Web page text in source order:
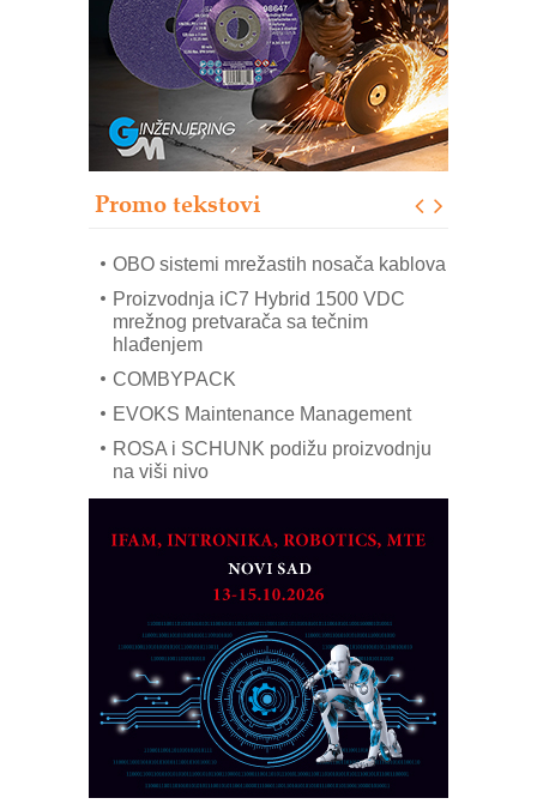
Promo tekstovi
Bezbednost na prvom mestu!
IB BLUMENAUER - više od 40 godina
poverenja u industriji
RMQ-TITAN ADVANCED INDICATOR
– Pametna signalizacija za efikasnije
upravljanje mašinama
Mitutoyo Crysta-Apex V PLUS: Nova
OBO sistemi mrežastih nosača kablova
Proizvodnja iC7 Hybrid 1500 VDC
mrežnog pretvarača sa tečnim
hlađenjem
COMBYPACK
EVOKS Maintenance Management
ROSA i SCHUNK podižu proizvodnju
na viši nivo
MAREX - Lim i mašine za savremena
Marcom-plast d.o.o.- vaš pouzdan
partner
CTO - Prilagodite svoju toplinsku
obradu!
Razvoj asortimanskog pravca MINI-
PLC AKYTEC
AUKOM: Svetski standard metrologije
dostupan u Srbiji